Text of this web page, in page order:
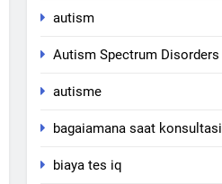
autism
Autism Spectrum Disorders
autisme
bagaiamana saat konsultasi
biaya tes iq